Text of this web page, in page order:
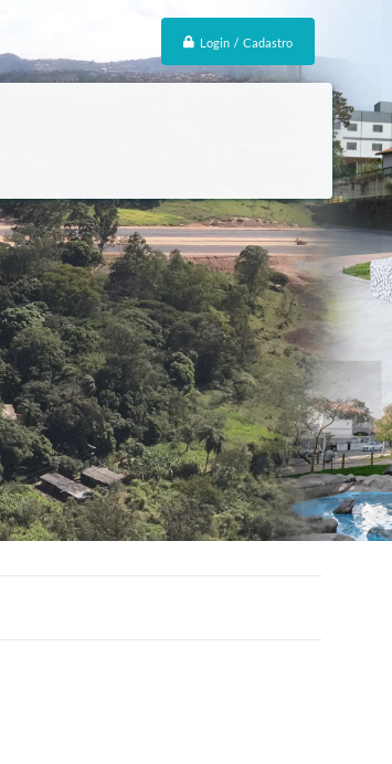
Login / Cadastro